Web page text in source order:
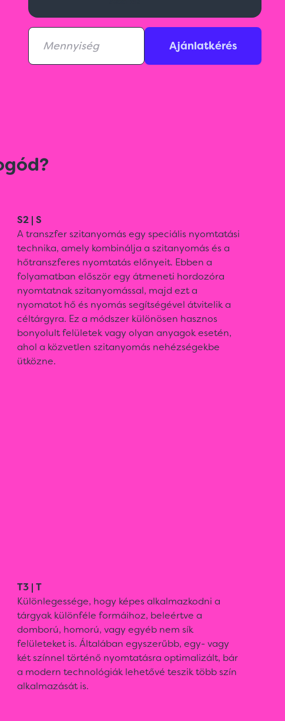
Ajánlatkérés
S2 | S
A transzfer szitanyomás egy speciális nyomtatási
technika, amely kombinálja a szitanyomás és a
hőtranszferes nyomtatás előnyeit. Ebben a
folyamatban először egy átmeneti hordozóra
nyomtatnak szitanyomással, majd ezt a
nyomatot hő és nyomás segítségével átvitelik a
céltárgyra. Ez a módszer különösen hasznos
bonyolult felületek vagy olyan anyagok esetén,
ahol a közvetlen szitanyomás nehézségekbe
ütközne.
T3 | T
Különlegessége, hogy képes alkalmazkodni a
tárgyak különféle formáihoz, beleértve a
domború, homorú, vagy egyéb nem sík
felületeket is. Általában egyszerűbb, egy- vagy
két színnel történő nyomtatásra optimalizált, bár
a modern technológiák lehetővé teszik több szín
alkalmazását is.